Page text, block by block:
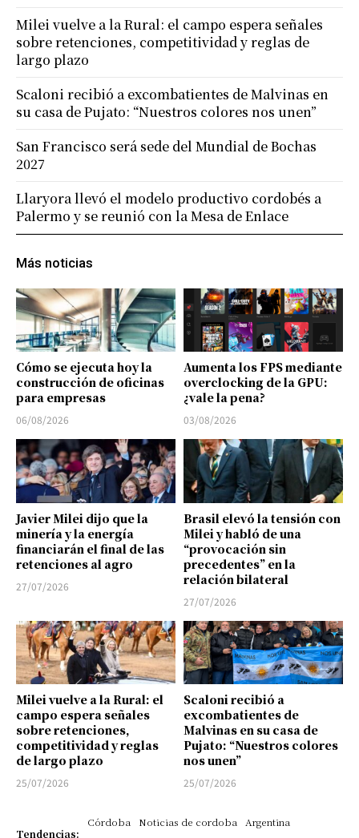
Más noticias
Cómo se ejecuta hoy la
construcción de oficinas
para empresas
06/08/2026
Aumenta los FPS mediante
overclocking de la GPU:
¿vale la pena?
03/08/2026
Javier Milei dijo que la
minería y la energía
financiarán el final de las
retenciones al agro
27/07/2026
Brasil elevó la tensión con
Milei y habló de una
“provocación sin
precedentes” en la
relación bilateral
27/07/2026
Milei vuelve a la Rural: el
campo espera señales
sobre retenciones,
competitividad y reglas
de largo plazo
25/07/2026
Scaloni recibió a
excombatientes de
Malvinas en su casa de
Pujato: “Nuestros colores
nos unen”
25/07/2026
Tendencias:
Córdoba Noticias de cordoba Argentina
Milei vuelve a la Rural: el campo espera señales
sobre retenciones, competitividad y reglas de
largo plazo
Scaloni recibió a excombatientes de Malvinas en
su casa de Pujato: “Nuestros colores nos unen”
San Francisco será sede del Mundial de Bochas
2027
Llaryora llevó el modelo productivo cordobés a
Palermo y se reunió con la Mesa de Enlace